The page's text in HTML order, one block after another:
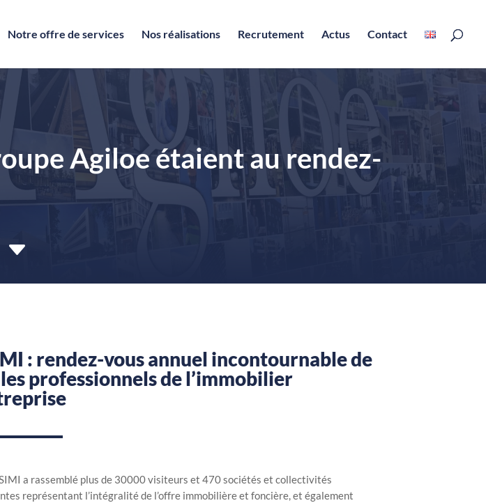
Notre offre de services Nos réalisations Recrutement Actus Contact
Agiloe étaient au rendez-
C
: rendez-vous annuel incontournable de
professionnels de l’immobilier
a rassemblé plus de 30000 visiteurs et 470sociétés et collectivités
représentant l’intégralité de l’offre immobilière et foncière, et également